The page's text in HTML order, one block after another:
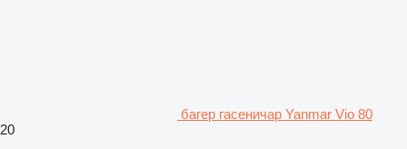
багер гасеничар Yanmar Vio 80
20